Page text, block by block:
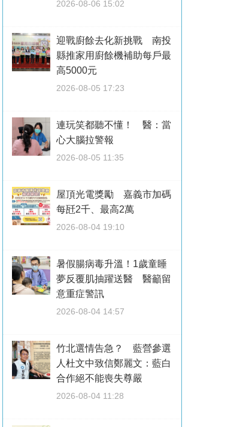
2026-08-06 15:02
迎戰廚餘去化新挑戰 南投
縣推家用廚餘機補助每戶最
高5000元
2026-08-05 17:23
連玩笑都聽不懂！ 醫：當
心大腦拉警報
2026-08-05 11:35
屋頂光電獎勵 嘉義市加碼
每瓩2千、最高2萬
2026-08-04 19:10
暑假腸病毒升溫！1歲童睡
夢反覆肌抽躍送醫 醫籲留
意重症警訊
2026-08-04 14:57
竹北選情告急？ 藍營參選
人杜文中致信鄭麗文：藍白
合作絕不能喪失尊嚴
2026-08-04 11:28